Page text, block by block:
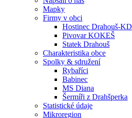
Mapky
Firmy v obci
Hostinec Drahouš-KD
Pivovar KOKEŠ
Statek Drahouš
Charakteristika obce
Spolky & sdružení
Rybaříci
Babinec
MS Diana
Šermíři z Drahšperka
Statistické údaje
Mikroregion